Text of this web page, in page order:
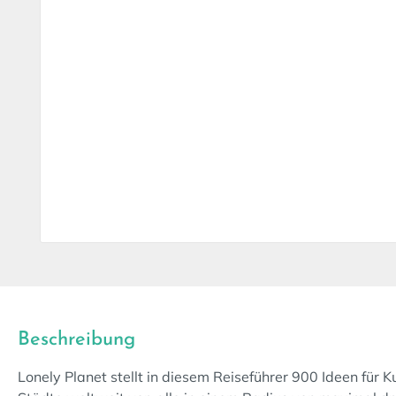
Beschreibung
Lonely Planet stellt in diesem Reiseführer 900 Ideen für